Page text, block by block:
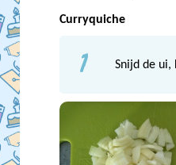
Curryquiche
1 Snijd de ui,